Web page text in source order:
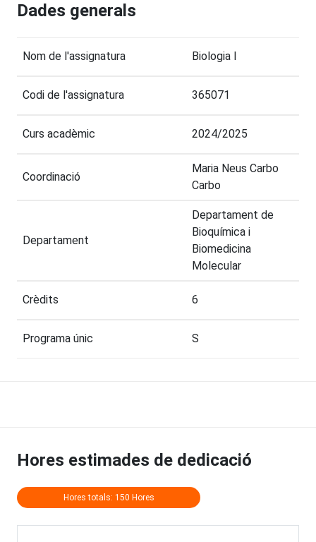
Dades generals
Nom de l'assignatura Biologia I
Codi de l'assignatura 365071
Curs acadèmic 2024/2025
Coordinació
Maria Neus Carbo
Carbo
Departament
Departament de
Bioquímica i
Biomedicina
Molecular
Crèdits 6
Programa únic S
Hores estimades de dedicació
Hores totals: 150 Hores